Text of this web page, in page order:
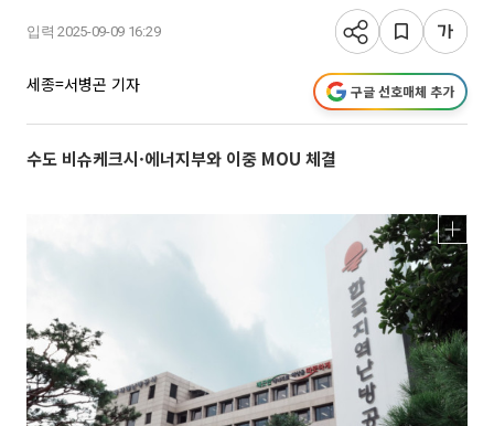
입력 2025-09-09 16:29
세종=서병곤 기자 구글 선호매체 추가
수도 비슈케크시·에너지부와 이중 MOU 체결